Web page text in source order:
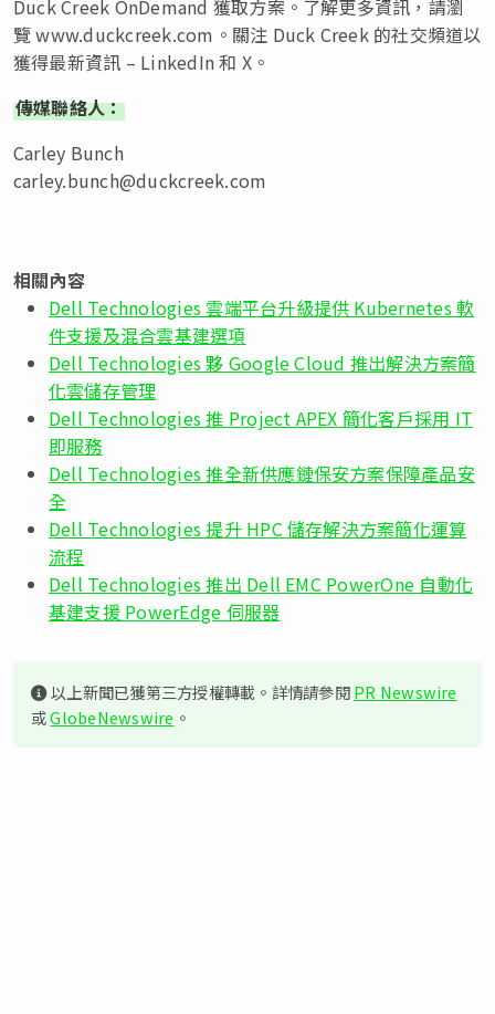
Duck Creek OnDemand 獲取方案。了解更多資訊，請瀏
覽 www.duckcreek.com。關注 Duck Creek 的社交頻道以
獲得最新資訊 – LinkedIn 和 X。
傳媒聯絡人：
Carley Bunch
carley.bunch@duckcreek.com
相關內容
Dell Technologies 雲端平台升級提供 Kubernetes 軟
件支援及混合雲基建選項
Dell Technologies 夥 Google Cloud 推出解決方案簡
化雲儲存管理
Dell Technologies 推 Project APEX 簡化客戶採用 IT
即服務
Dell Technologies 推全新供應鏈保安方案保障產品安
全
Dell Technologies 提升 HPC 儲存解決方案簡化運算
流程
Dell Technologies 推出 Dell EMC PowerOne 自動化
基建支援 PowerEdge 伺服器
以上新聞已獲第三方授權轉載。詳情請參閱PR Newswire
或GlobeNewswire 。